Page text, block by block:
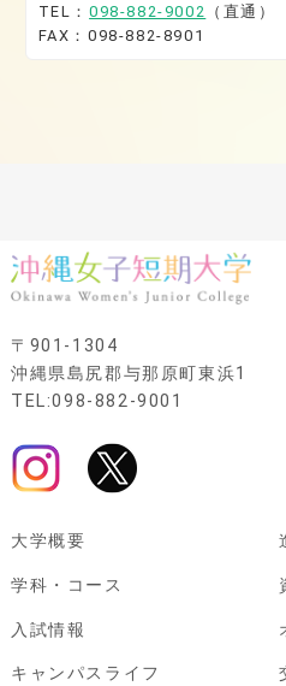
TEL：098-882-9002
（直通）
FAX：098-882-8901
〒901-1304
沖縄県島尻郡与那原町東浜1
TEL:098-882-9001
大学概要
学科・コース
入試情報
キャンパスライフ